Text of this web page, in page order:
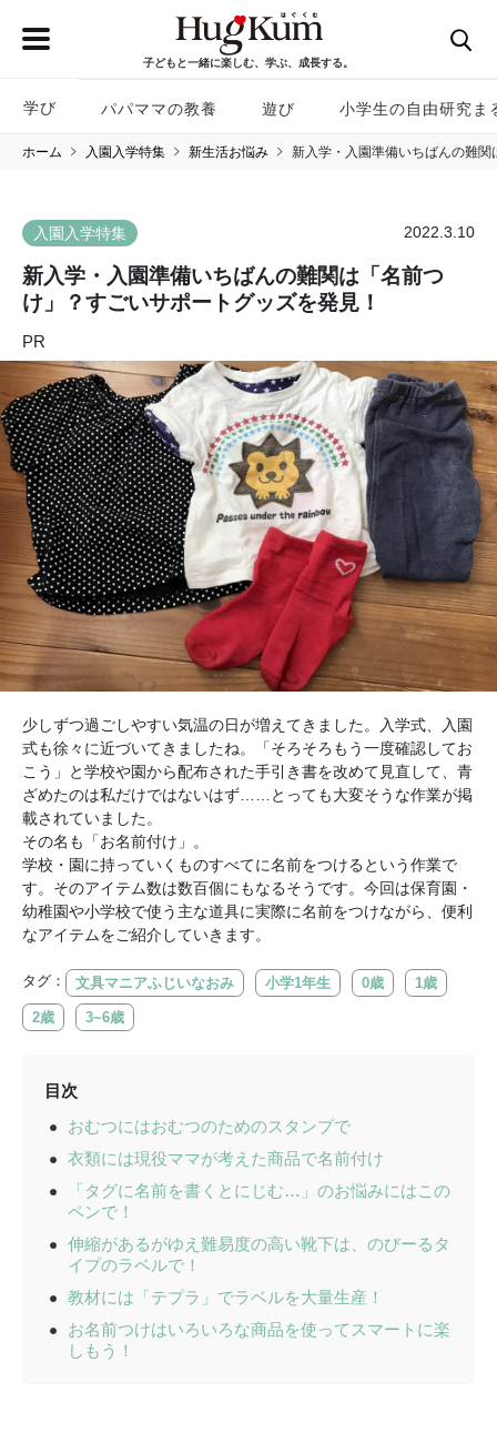
子どもと一緒に楽しむ、学ぶ、成長する。
学び パパママの教養 遊び 小学生の自由研究ま
ホーム 入園入学特集 新生活お悩み 新入学・入園準備いちばんの難
入園入学特集 2022.3.10
新入学・入園準備いちばんの難関は「名前つ
け」？すごいサポートグッズを発見！
PR
少しずつ過ごしやすい気温の日が増えてきました。入学式、入園
式も徐々に近づいてきましたね。「そろそろもう一度確認してお
こう」と学校や園から配布された手引き書を改めて見直して、青
ざめたのは私だけではないはず……とっても大変そうな作業が掲
載されていました。
その名も「お名前付け」。
学校・園に持っていくものすべてに名前をつけるという作業で
す。そのアイテム数は数百個にもなるそうです。今回は保育園・
幼稚園や小学校で使う主な道具に実際に名前をつけながら、便利
なアイテムをご紹介していきます。
タグ： 文具マニアふじいなおみ 小学1年生 0歳 1歳
2歳 3~6歳
目次
おむつにはおむつのためのスタンプで
衣類には現役ママが考えた商品で名前付け
「タグに名前を書くとにじむ…」のお悩みにはこの
ペンで！
伸縮があるがゆえ難易度の高い靴下は、のびーるタ
イプのラベルで！
教材には「テプラ」でラベルを大量生産！
お名前つけはいろいろな商品を使ってスマートに楽
しもう！